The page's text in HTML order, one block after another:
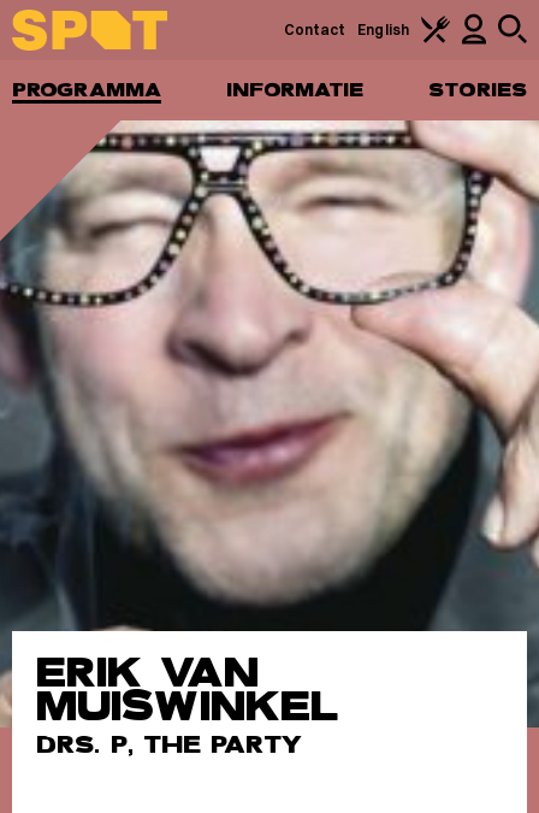
PROGRAMMA INFORMATIE STORIES
Contact English
ERIK VAN
MUISWINKEL
DRS. P, THE PARTY